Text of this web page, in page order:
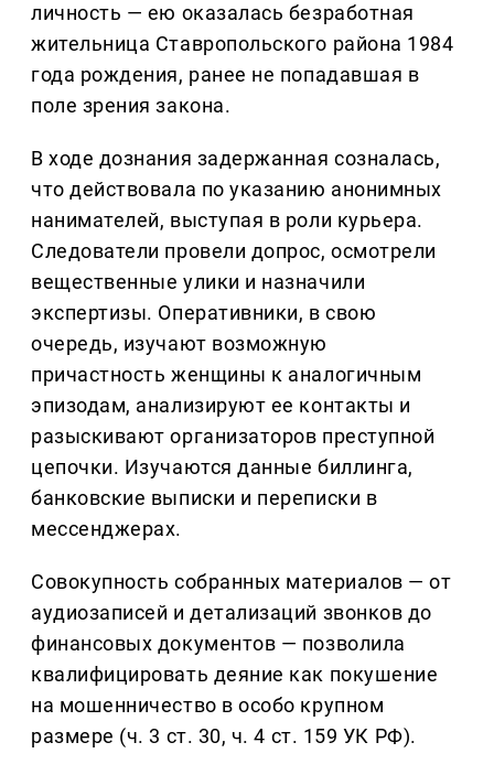
личность — ею оказалась безработная
жительница Ставропольского района 1984
года рождения, ранее не попадавшая в
поле зрения закона.
В ходе дознания задержанная созналась,
что действовала по указанию анонимных
нанимателей, выступая в роли курьера.
Следователи провели допрос, осмотрели
вещественные улики и назначили
экспертизы. Оперативники, в свою
очередь, изучают возможную
причастность женщины к аналогичным
эпизодам, анализируют ее контакты и
разыскивают организаторов преступной
цепочки. Изучаются данные биллинга,
банковские выписки и переписки в
мессенджерах.
Совокупность собранных материалов — от
аудиозаписей и детализаций звонков до
финансовых документов — позволила
квалифицировать деяние как покушение
на мошенничество в особо крупном
размере (ч. 3 ст. 30, ч. 4 ст. 159 УК РФ).